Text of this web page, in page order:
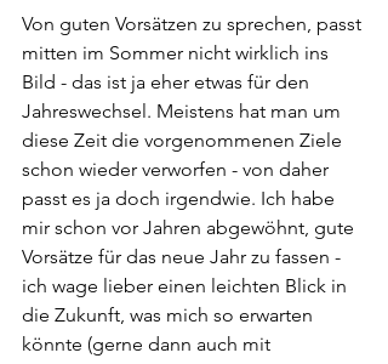
Von guten Vorsätzen zu sprechen, passt
mitten im Sommer nicht wirklich ins
Bild - das ist ja eher etwas für den
Jahreswechsel. Meistens hat man um
diese Zeit die vorgenommenen Ziele
schon wieder verworfen - von daher
passt es ja doch irgendwie. Ich habe
mir schon vor Jahren abgewöhnt, gute
Vorsätze für das neue Jahr zu fassen -
ich wage lieber einen leichten Blick in
die Zukunft, was mich so erwarten
könnte (gerne dann auch mit